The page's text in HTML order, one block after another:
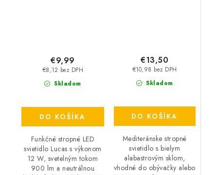
Skladom
€8,12 bez DPH
€9,99
DO KOŠÍKA
Funkčné stropné LED
svietidlo Lucas s výkonom
12 W, svetelným tokom
900 lm a neutrálnou
Skladom
€10,98 bez DPH
€13,50
DO KOŠÍKA
Mediteránske stropné
svietidlo s bielym
alabastrovým sklom,
vhodné do obývačky alebo